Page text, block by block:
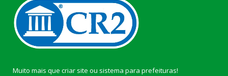
Muito mais que criar site ou sistema para prefeituras!